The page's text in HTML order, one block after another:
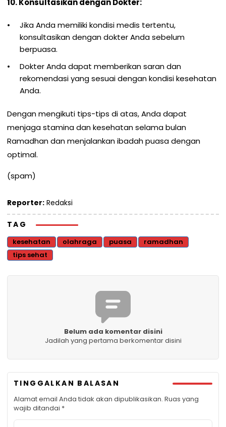
10. Konsultasikan dengan Dokter:
Jika Anda memiliki kondisi medis tertentu,
konsultasikan dengan dokter Anda sebelum
berpuasa.
Dokter Anda dapat memberikan saran dan
rekomendasi yang sesuai dengan kondisi kesehatan
Anda.
Dengan mengikuti tips-tips di atas, Anda dapat
menjaga stamina dan kesehatan selama bulan
Ramadhan dan menjalankan ibadah puasa dengan
optimal.
(spam)
Reporter: Redaksi
TAG
kesehatan olahraga puasa
ramadhan
tips sehat
Belum ada komentar disini
Jadilah yang pertama berkomentar disini
TINGGALKAN BALASAN
Alamat email Anda tidak akan dipublikasikan. Ruas yang
wajib ditandai *